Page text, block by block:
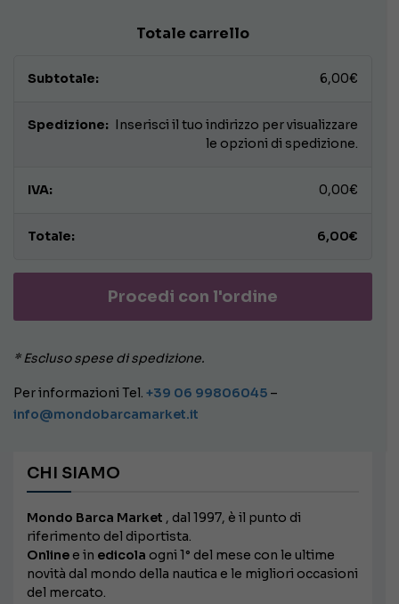
Totale carrello
6,00€
Inserisci il tuo indirizzo per visualizzare
le opzioni di spedizione.
0,00€
6,00€
Procedi con l'ordine
* Escluso spese di spedizione.
Per informazioni Tel. +39 06 99806045 –
info@mondobarcamarket.it
CHI SIAMO
Mondo Barca Market , dal 1997, è il punto di
riferimento del diportista.
Online e in edicola ogni 1° del mese con le ultime
novità dal mondo della nautica e le migliori occasioni
del mercato.